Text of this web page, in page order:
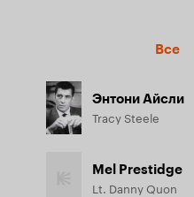
Все
Энтони Айсли
Tracy Steele
Mel Prestidge
Lt. Danny Quon